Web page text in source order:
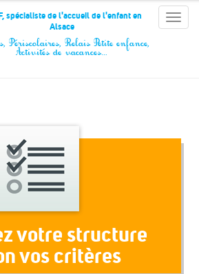
Toggle
spécialiste de l'accueil de l'enfant en
Alsace
Périscolaires, Relais Petite enfance,
Activités de vacances…
votre structure
vos critères